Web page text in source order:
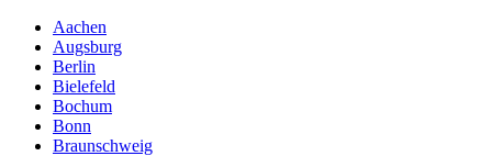
Aachen
Augsburg
Berlin
Bielefeld
Bochum
Bonn
Braunschweig